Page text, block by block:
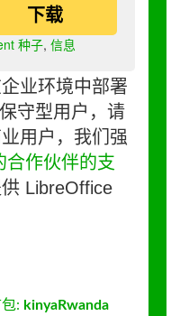
下载
种子, 信息
业环境中部署
守型用户，请
用户，我们强
合作伙伴的支
LibreOffice
: kinyaRwanda